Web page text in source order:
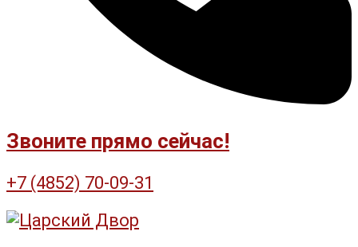
Звоните прямо сейчас!
+7 (4852) 70-09-31